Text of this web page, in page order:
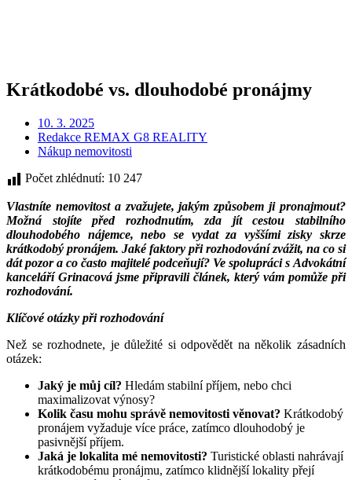
Krátkodobé vs. dlouhodobé pronájmy
10. 3. 2025
Redakce REMAX G8 REALITY
Nákup nemovitosti
Počet zhlédnutí: 10 247
Vlastníte nemovitost a zvažujete, jakým způsobem ji pronajmout?
Možná stojíte před rozhodnutím, zda jít cestou stabilního
dlouhodobého nájemce, nebo se vydat za vyššími zisky skrze
krátkodobý pronájem. Jaké faktory při rozhodování zvážit, na co si
dát pozor a co často majitelé podceňují? Ve spolupráci s Advokátní
kanceláří Grinacová jsme připravili článek, který vám pomůže při
rozhodování.
Klíčové otázky při rozhodování
Než se rozhodnete, je důležité si odpovědět na několik zásadních
otázek:
Jaký je můj cíl? Hledám stabilní příjem, nebo chci
maximalizovat výnosy?
Kolik času mohu správě nemovitosti věnovat? Krátkodobý
pronájem vyžaduje více práce, zatímco dlouhodobý je
pasivnější příjem.
Jaká je lokalita mé nemovitosti? Turistické oblasti nahrávají
krátkodobému pronájmu, zatímco klidnější lokality přejí